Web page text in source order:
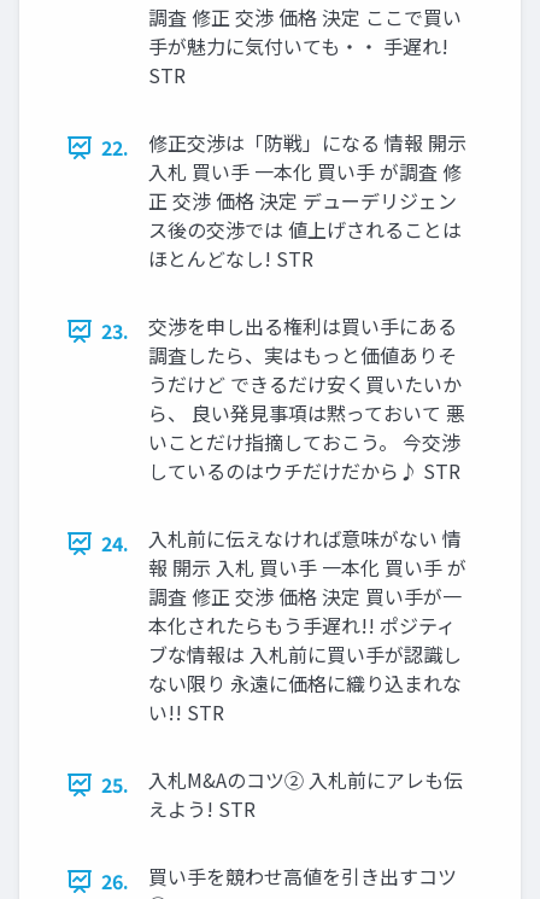
調査 修正 交渉 価格 決定 ここで買い
手が魅力に気付いても・・ 手遅れ!
STR
22.
修正交渉は「防戦」になる 情報 開示
入札 買い手 一本化 買い手 が調査 修
正 交渉 価格 決定 デューデリジェン
ス後の交渉では 値上げされることは
ほとんどなし! STR
23.
交渉を申し出る権利は買い手にある
調査したら、実はもっと価値ありそ
うだけど できるだけ安く買いたいか
ら、 良い発見事項は黙っておいて 悪
いことだけ指摘しておこう。 今交渉
しているのはウチだけだから♪ STR
24.
入札前に伝えなければ意味がない 情
報 開示 入札 買い手 一本化 買い手 が
調査 修正 交渉 価格 決定 買い手が一
本化されたらもう手遅れ!! ポジティ
ブな情報は 入札前に買い手が認識し
ない限り 永遠に価格に織り込まれな
い!! STR
25.
入札M&Aのコツ② 入札前にアレも伝
えよう! STR
26.
買い手を競わせ高値を引き出すコツ